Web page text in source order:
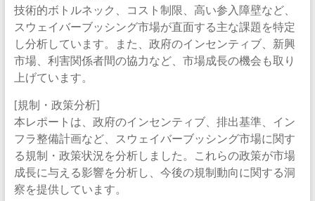
技術的ボトルネック、コスト制限、高い参入障壁など、
スウェイバーブッシング市場が直面する主な課題を特定
し分析しています。また、政府のインセンティブ、新興
市場、利害関係者間の協力など、市場成長の機会も取り
上げています。
[規制・政策分析]
本レポートは、政府のインセンティブ、排出基準、イン
フラ整備計画など、スウェイバーブッシング市場に関す
る規制・政策状況を分析しました。これらの政策が市場
成長に与える影響を分析し、今後の規制動向に関する洞
察を提供しています。